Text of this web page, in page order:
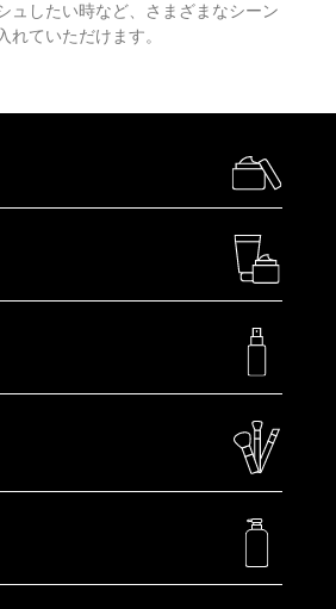
ュしたい時など、さまざまなシーン
れていただけます。